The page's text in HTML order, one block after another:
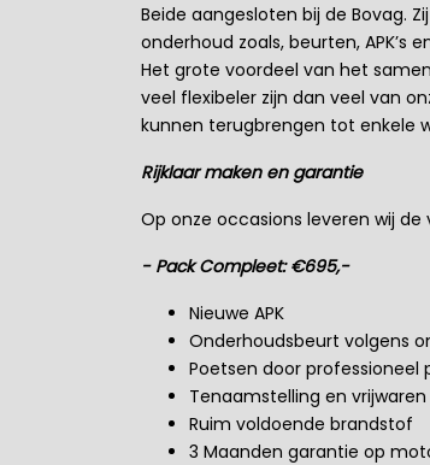
Beide aangesloten bij de Bovag.
onderhoud zoals, beurten, APK’s
Het grote voordeel van het
veel flexibeler zijn dan veel van
kunnen terugbrengen tot enkele
Rijklaar maken en garantie
Op onze occasions leveren wij
- Pack Compleet: €695,-
Nieuwe APK
Onderhoudsbeurt volgens
Poetsen door professioneel
Tenaamstelling en vrijwaren
Ruim voldoende brandstof
3 Maanden garantie op